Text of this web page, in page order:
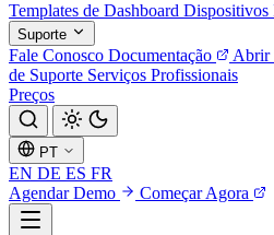
Templates de Dashboard Dispositivos
Suporte
Fale Conosco Documentação Abrir
de Suporte Serviços Profissionais
Preços
PT
EN DE ES FR
Agendar Demo
Começar Agora